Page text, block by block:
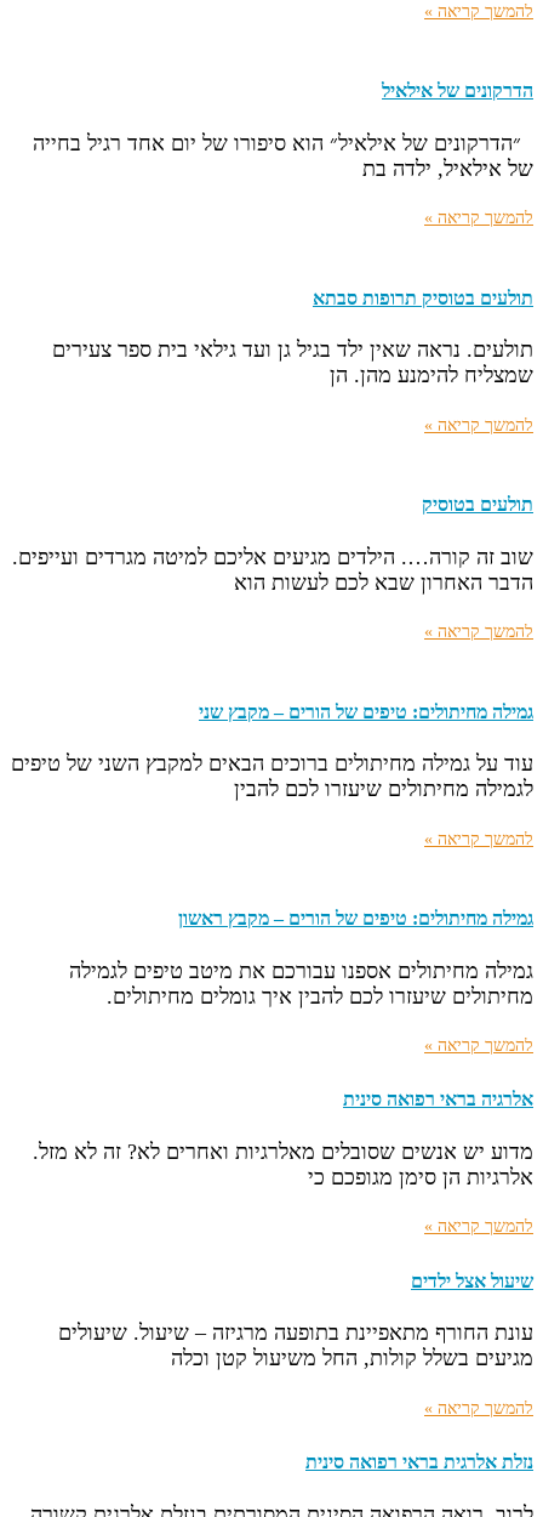
להמשך קריאה »
הדרקונים של אילאיל
״הדרקונים של אילאיל״ הוא סיפורו של יום אחד רגיל בחייה
של אילאיל, ילדה בת
להמשך קריאה »
תולעים בטוסיק תרופות סבתא
תולעים. נראה שאין ילד בגיל גן ועד גילאי בית ספר צעירים
שמצליח להימנע מהן. הן
להמשך קריאה »
תולעים בטוסיק
שוב זה קורה…. הילדים מגיעים אליכם למיטה מגרדים ועייפים.
הדבר האחרון שבא לכם לעשות הוא
להמשך קריאה »
גמילה מחיתולים: טיפים של הורים – מקבץ שני
עוד על גמילה מחיתולים ברוכים הבאים למקבץ השני של טיפים
לגמילה מחיתולים שיעזרו לכם להבין
להמשך קריאה »
גמילה מחיתולים: טיפים של הורים – מקבץ ראשון
גמילה מחיתולים אספנו עבורכם את מיטב טיפים לגמילה
מחיתולים שיעזרו לכם להבין איך גומלים מחיתולים.
להמשך קריאה »
אלרגיה בראי רפואה סינית
מדוע יש אנשים שסובלים מאלרגיות ואחרים לא? זה לא מזל.
אלרגיות הן סימן מגופכם כי
להמשך קריאה »
שיעול אצל ילדים
עונת החורף מתאפיינת בתופעה מרגיזה – שיעול. שיעולים
מגיעים בשלל קולות, החל משיעול קטן וכלה
להמשך קריאה »
נזלת אלרגית בראי רפואה סינית